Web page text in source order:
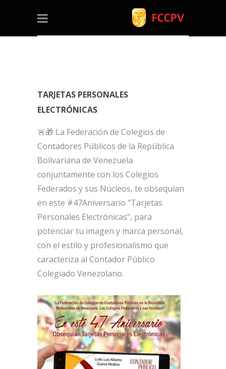
TARJETAS PERSONALES
ELECTRÓNICAS
🚨🎁 La Federación de Colegios de
Contadores Públicos de la República
Bolivariana de Venezuela
conjuntamente con los Colegios
Federados y sus Núcleos, te obsequian
en este #47Aniversario “Tarjetas
Personales Electrónicas”, para
potenciar tu imagen y marca personal,
con el estilo y profesionalismo que
caracteriza al Contador Público
Colegiado Venezolano.